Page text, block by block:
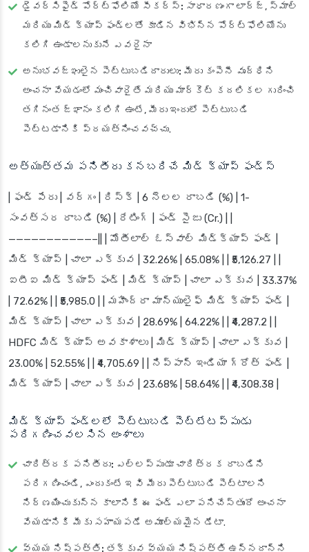
డైవర్సిఫైడ్ పోర్ట్‌ఫోలియో సీకర్స్: సాధారణంగా లార్జ్, స్మాల్
మరియు మిడ్ క్యాప్ ఫండ్‌లతో కూడిన విభిన్న పోర్ట్‌ఫోలియోను
కలిగి ఉండాలనుకునే ఎవరైనా
అనుభవజ్ఞులైన పెట్టుబడిదారులు: మీరు కంపెనీ వృద్ధిని
అంచనా వేయడంలో మంచివారైతే మరియు మార్కెట్ కదలికల గురించి
తగినంత జ్ఞానం కలిగి ఉంటే, మీరు ఇందులో పెట్టుబడి
పెట్టడానికి ప్రయత్నించవచ్చు.
అత్యుత్తమ పనితీరు కనబరిచే మిడ్ క్యాప్ ఫండ్స్
| ఫండ్ పేరు | వర్గం | రిస్క్ | 6 నెలల రాబడి (%) | 1-
సంవత్సర రాబడి (%) | రేటింగ్ | ఫండ్ సైజు (Cr.) | |
———————————–|| | మోతీలాల్ ఓస్వాల్ మిడ్‌క్యాప్ ఫండ్ |
మిడ్ క్యాప్ | చాలా ఎక్కువ | 32.26% | 65.08% | | ₹5,126.27 | |
ఐటీఐ మిడ్ క్యాప్ ఫండ్ | మిడ్ క్యాప్ | చాలా ఎక్కువ | 33.37%
| 72.62% | | ₹5,985.0 | | మహీంద్రా మాన్యులైఫ్ మిడ్ క్యాప్ ఫండ్ |
మిడ్ క్యాప్ | చాలా ఎక్కువ | 28.69% | 64.22% | | ₹4,287.2 | |
HDFC మిడ్ క్యాప్ అవకాశాలు | మిడ్ క్యాప్ | చాలా ఎక్కువ |
23.00% | 52.55% | | ₹4,705.69 | | నిప్పాన్ ఇండియా గ్రోత్ ఫండ్ |
మిడ్ క్యాప్ | చాలా ఎక్కువ | 23.68% | 58.64% | | ₹4,308.38 |
మిడ్ క్యాప్ ఫండ్లలో పెట్టుబడి పెట్టేటప్పుడు
పరిగణించవలసిన అంశాలు
చారిత్రక పనితీరు: ఎల్లప్పుడూ చారిత్రక రాబడిని
పరిగణించండి, ఎందుకంటే ఇవి మీరు పెట్టుబడి పెట్టాలని
నిర్ణయించుకున్న కాలానికి ఈ ఫండ్ ఎలా పనిచేస్తుందో అంచనా
వేయడానికి మీకు సహాయపడే అమూల్యమైన డేటా.
వ్యయ నిష్పత్తి: తక్కువ వ్యయ నిష్పత్తి ఉన్నదాన్ని